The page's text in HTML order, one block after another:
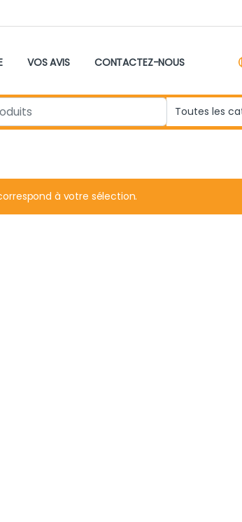
VOS AVIS CONTACTEZ-NOUS
à votre sélection.